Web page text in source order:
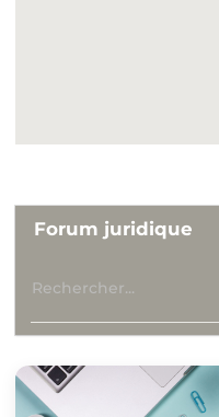
Forum juridique